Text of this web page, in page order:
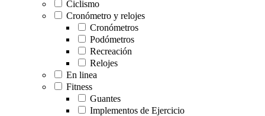
Ciclismo
Cronómetro y relojes
Cronómetros
Podómetros
Recreación
Relojes
En linea
Fitness
Guantes
Implementos de Ejercicio